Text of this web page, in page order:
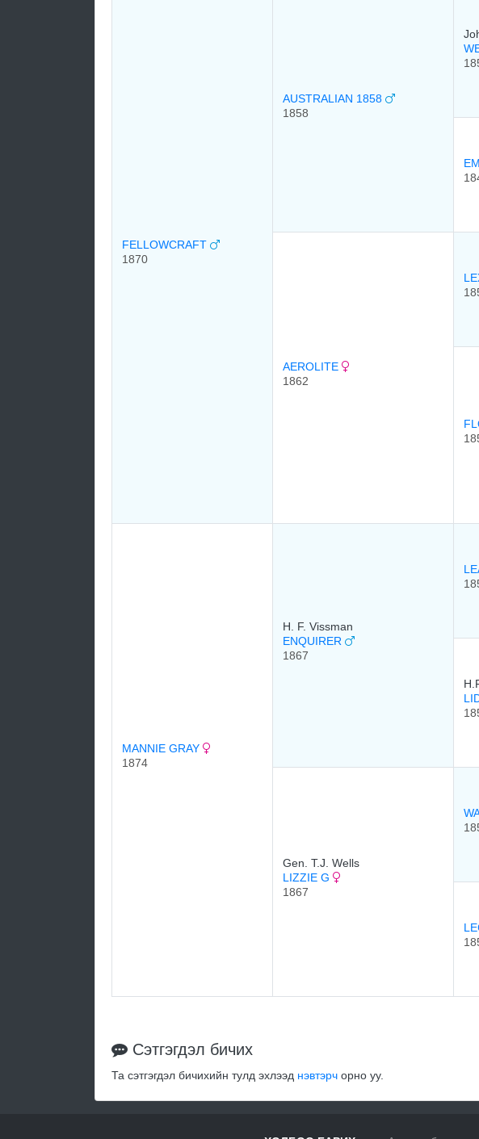
FELLOWCRAFT
1870
AUSTRALIAN 1858
1858
AEROLITE
1862
MANNIE GRAY
1874
H. F. Vissman
ENQUIRER
1867
Gen. T.J. Wells
LIZZIE G
1867
Сэтгэгдэл бичих
Та сэтгэгдэл бичихийн тулд эхлээд нэвтэрч орно уу.